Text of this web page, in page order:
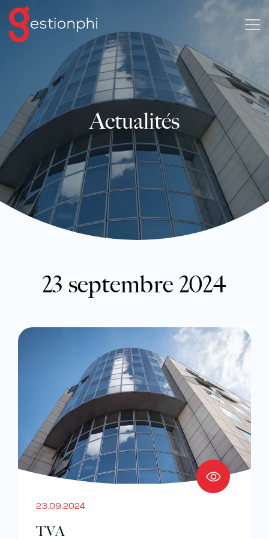
Actualités
23 septembre 2024
23.09.2024
TVA